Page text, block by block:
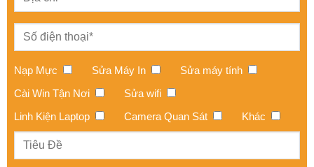
Nạp Mực Sửa Máy In
Sửa máy tính
Cài Win Tận Nơi
Sửa wifi
Linh Kiện Laptop
Camera Quan Sát Khác